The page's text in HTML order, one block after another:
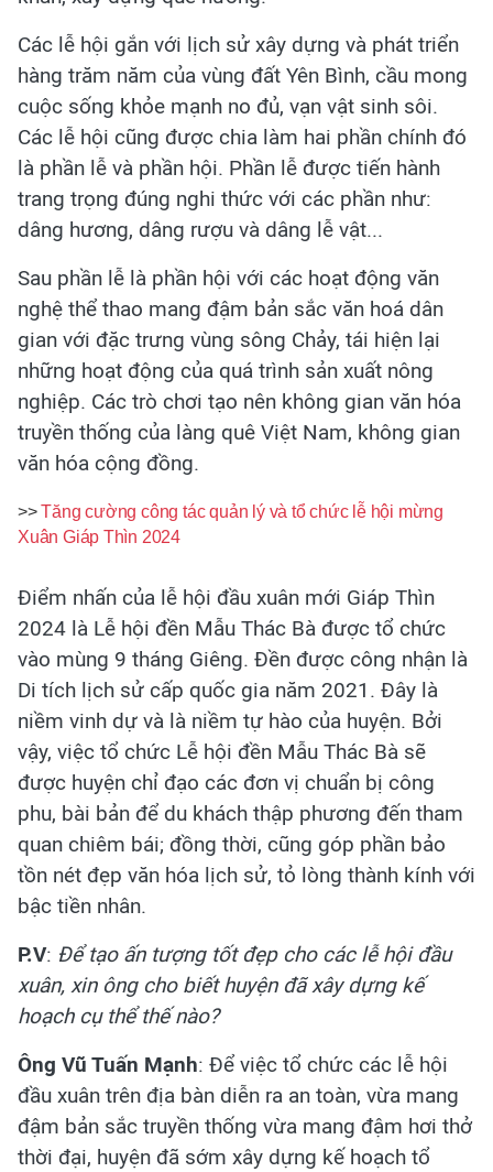
Các lễ hội gắn với lịch sử xây dựng và phát triển
hàng trăm năm của vùng đất Yên Bình, cầu mong
cuộc sống khỏe mạnh no đủ, vạn vật sinh sôi.
Các lễ hội cũng được chia làm hai phần chính đó
là phần lễ và phần hội. Phần lễ được tiến hành
trang trọng đúng nghi thức với các phần như:
dâng hương, dâng rượu và dâng lễ vật...
Sau phần lễ là phần hội với các hoạt động văn
nghệ thể thao mang đậm bản sắc văn hoá dân
gian với đặc trưng vùng sông Chảy, tái hiện lại
những hoạt động của quá trình sản xuất nông
nghiệp. Các trò chơi tạo nên không gian văn hóa
truyền thống của làng quê Việt Nam, không gian
văn hóa cộng đồng.
>>Tăng cường công tác quản lý và tổ chức lễ hội mừng
Xuân Giáp Thìn 2024
Điểm nhấn của lễ hội đầu xuân mới Giáp Thìn
2024 là Lễ hội đền Mẫu Thác Bà được tổ chức
vào mùng 9 tháng Giêng. Đền được công nhận là
Di tích lịch sử cấp quốc gia năm 2021. Đây là
niềm vinh dự và là niềm tự hào của huyện. Bởi
vậy, việc tổ chức Lễ hội đền Mẫu Thác Bà sẽ
được huyện chỉ đạo các đơn vị chuẩn bị công
phu, bài bản để du khách thập phương đến tham
quan chiêm bái; đồng thời, cũng góp phần bảo
tồn nét đẹp văn hóa lịch sử, tỏ lòng thành kính với
bậc tiền nhân.
P.V: Để tạo ấn tượng tốt đẹp cho các lễ hội đầu
xuân, xin ông cho biết huyện đã xây dựng kế
hoạch cụ thể thế nào?
Ông Vũ Tuấn Mạnh: Để việc tổ chức các lễ hội
đầu xuân trên địa bàn diễn ra an toàn, vừa mang
đậm bản sắc truyền thống vừa mang đậm hơi thở
thời đại, huyện đã sớm xây dựng kế hoạch tổ